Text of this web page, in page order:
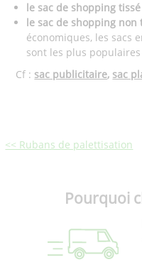
le sac de shopping tissé
le sac de shopping non
économiques, les sacs
sont les plus
Cf : sac publicitaire, sac
<< Rubans de palettisation
Pourquoi